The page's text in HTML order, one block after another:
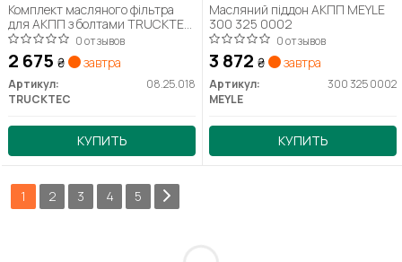
Комплект масляного фільтра
для АКПП з болтами TRUCKTEC
AUTOMOTIVE 08.25.018
0 отзывов
2 675 ₴ завтра
Артикул:
08.25.018
TRUCKTEC
КУПИТЬ
Масляний піддон АКПП MEYLE
300 325 0002
0 отзывов
3 872 ₴ завтра
Артикул:
300 325 0002
MEYLE
КУПИТЬ
1 2 3 4 5